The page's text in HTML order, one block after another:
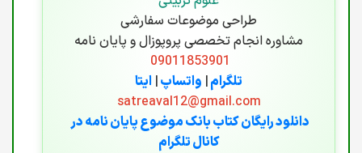
طراحی موضوعات سفارشی
مشاوره انجام تخصصی پروپوزال و پایان نامه
09011853901
تلگرام| واتساپ| ایتا
satreaval12@gmail.com
دانلود رایگان کتاب بانک موضوع پایان نامه در
کانال تلگرام